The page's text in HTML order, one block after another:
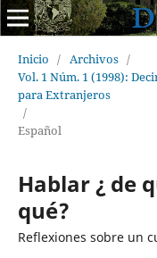
Inicio / Archivos /
Vol. 1 Núm. 1 (1998):
para Extranjeros
/
Español
Hablar ¿ de
qué?
Reflexiones sobre un